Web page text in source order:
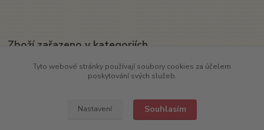
Zboží zařazeno v kategoriích
TextilTyto webové stránky používají soubory cookies za účelem
poskytování svých služeb.
Nastavení Souhlasím